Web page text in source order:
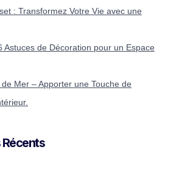
: Transformez Votre Vie avec une
Astuces de Décoration pour un Espace
Mer – Apporter une Touche de